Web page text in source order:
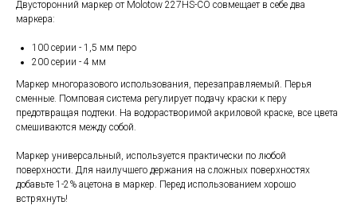
Двусторонний маркер от Molotow 227HS-CO совмещает в себе два
маркера:
100 серии - 1,5 мм перо
200 серии - 4 мм
Маркер многоразового использования, перезаправляемый. Перья
сменные. Помповая система регулирует подачу краски к перу
предотвращая подтеки. На водорастворимой акриловой краске, все цвета
смешиваются между собой.
Маркер универсальный, используется практически по любой
поверхности. Для наилучшего держания на сложных поверхностях
добавьте 1-2% ацетона в маркер. Перед использованием хорошо
встряхнуть!